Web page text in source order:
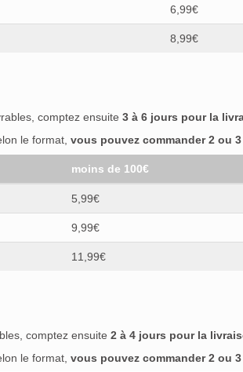
6,99€
8,99€
comptez ensuite 3 à 6 jours pour la
le format, vous pouvez commander 2 ou
moins de 100€
5,99€
9,99€
11,99€
comptez ensuite 2 à 4 jours pour la
le format, vous pouvez commander 2 ou